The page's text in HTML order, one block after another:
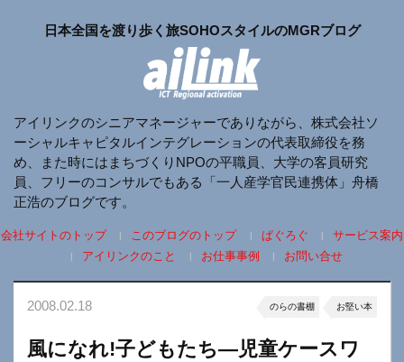
日本全国を渡り歩く旅SOHOスタイルのMGRブログ
アイリンクのシニアマネージャーでありながら、株式会社ソ
ーシャルキャピタルインテグレーションの代表取締役を務
め、また時にはまちづくりNPOの平職員、大学の客員研究
員、フリーのコンサルでもある「一人産学官民連携体」舟橋
正浩のブログです。
会社サイトのトップ このブログのトップ ぱぐろぐ
サービス案内
アイリンクのこと
お仕事事例 お問い合せ
2008.02.18 のらの書棚 お堅い本
風になれ!子どもたち―児童ケースワ